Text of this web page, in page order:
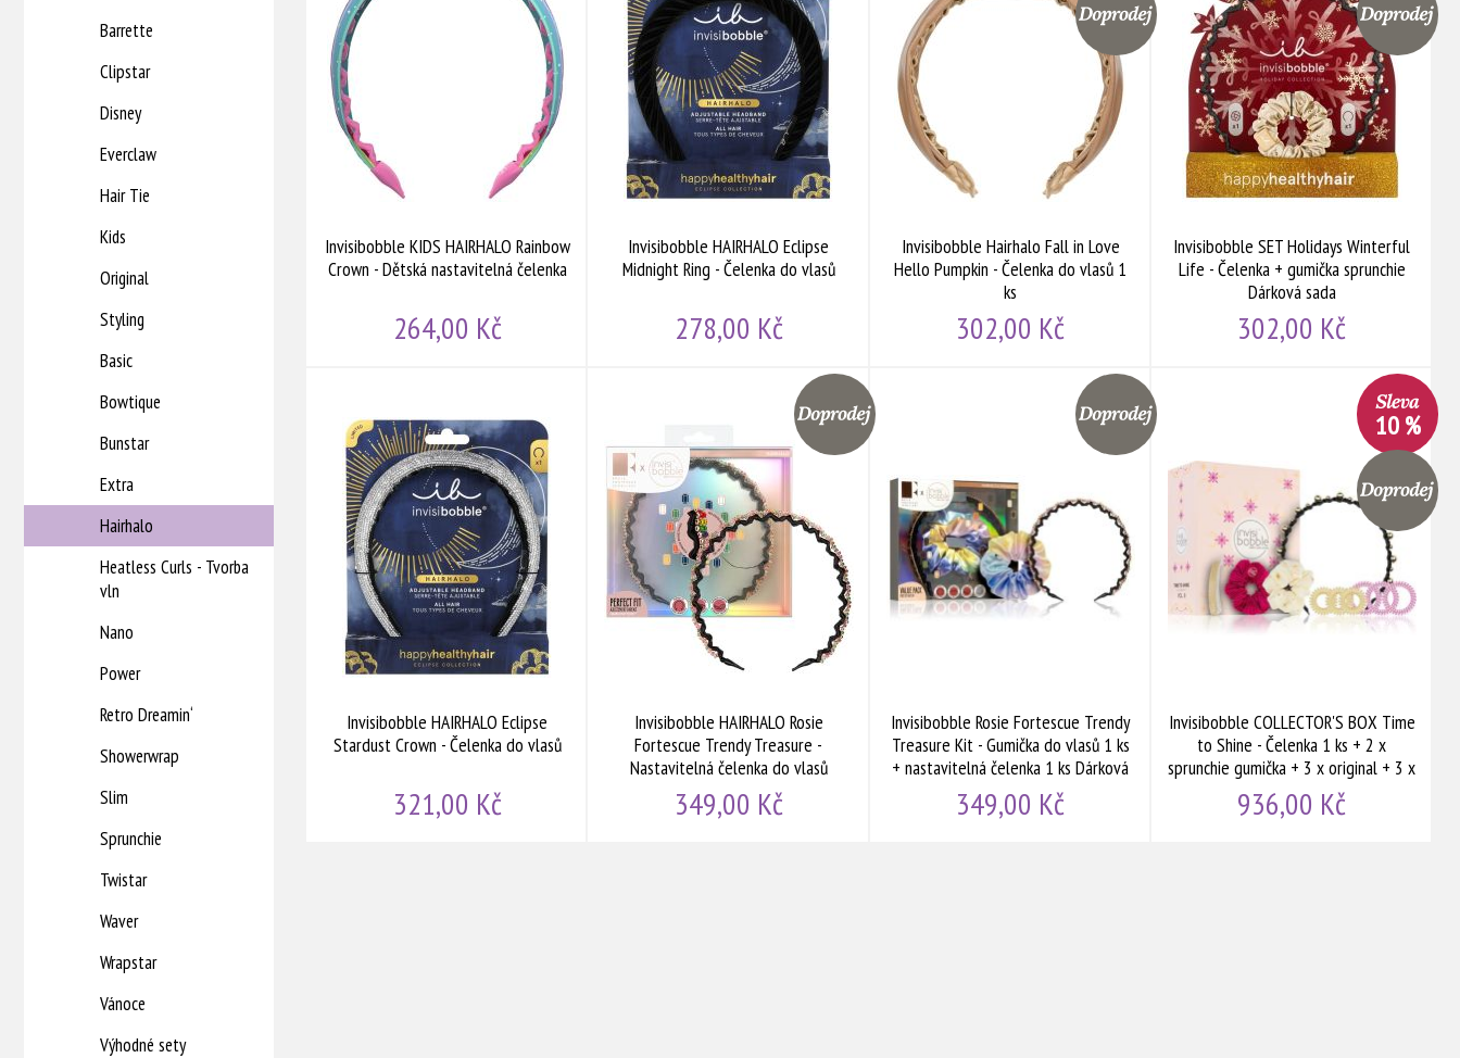
Barrette
Clipstar
Disney
Everclaw
Hair Tie
Kids
Original
Styling
Basic
Bowtique
Bunstar
Extra
Hairhalo
Heatless Curls - Tvorba
vln
Nano
Power
Retro Dreamin‘
Showerwrap
Slim
Sprunchie
Twistar
Waver
Wrapstar
Vánoce
Výhodné sety
Invisibobble KIDS HAIRHALO Rainbow
Crown - Dětská nastavitelná čelenka
264,00 Kč
Invisibobble HAIRHALO Eclipse
Midnight Ring - Čelenka do vlasů
278,00 Kč
Invisibobble Hairhalo Fall in Love
Hello Pumpkin - Čelenka do vlasů 1
ks
302,00 Kč
Doprodej
Invisibobble SET Holidays Winterful
Life - Čelenka + gumička sprunchie
Dárková sada
302,00 Kč
Doprodej
Invisibobble HAIRHALO Eclipse
Stardust Crown - Čelenka do vlasů
321,00 Kč
Invisibobble HAIRHALO Rosie
Fortescue Trendy Treasure -
Nastavitelná čelenka do vlasů
Barevná 1ks
349,00 Kč
Invisibobble Rosie Fortescue Trendy
Treasure Kit - Gumička do vlasů 1 ks
+ nastavitelná čelenka 1 ks Dárková
sada
349,00 Kč
Invisibobble COLLECTOR'S BOX Time
to Shine - Čelenka 1 ks + 2 x
sprunchie gumička + 3 x original + 3 x
slim + 2 x barrette sponky Dárková
sada
936,00 Kč
10 %